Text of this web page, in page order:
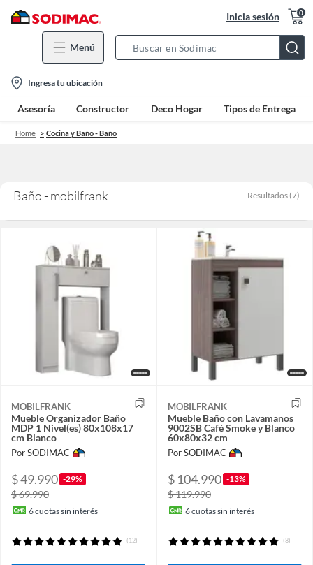
Inicia sesión 0
Menú
Bar
location-
icon
Ingresa tu ubicación
Asesoría Constructor Deco Hogar Tipos de Entrega
Home Cocina y Baño - Baño
Baño - mobilfrank Resultados (7)
MOBILFRANK
Mueble Organizador Baño
MDP 1 Nivel(es) 80x108x17
cm Blanco
Por SODIMAC
$ 49.990 -29%
$ 69.990
6cuotas sin interés
(12)
MOBILFRANK
Mueble Baño con Lavamanos
9002SB Café Smoke y Blanco
60x80x32 cm
Por SODIMAC
$ 104.990 -13%
$ 119.990
6cuotas sin interés
(8)